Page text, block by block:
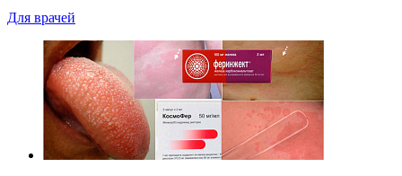
Для врачей